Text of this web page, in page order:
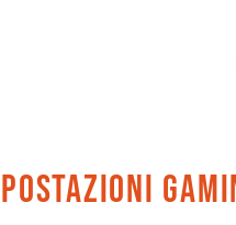
postazioni